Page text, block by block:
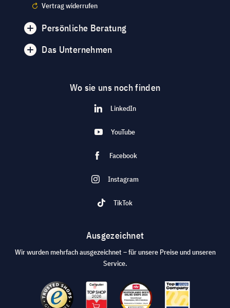
Vertrag widerrufen
Persönliche Beratung
Das Unternehmen
Wo sie uns noch finden
LinkedIn
YouTube
Facebook
Instagram
TikTok
Ausgezeichnet
Wir wurden mehrfach ausgezeichnet – für unsere Preise und unseren
Service.